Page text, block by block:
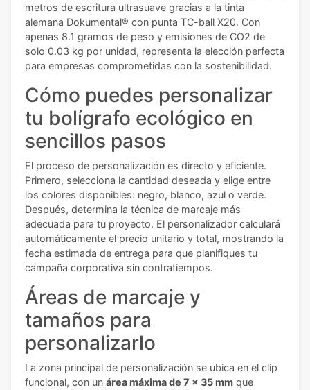
metros de escritura ultrasuave gracias a la tinta
alemana Dokumental® con punta TC-ball X20. Con
apenas 8.1 gramos de peso y emisiones de CO2 de
solo 0.03 kg por unidad, representa la elección perfecta
para empresas comprometidas con la sostenibilidad.
Cómo puedes personalizar
tu bolígrafo ecológico en
sencillos pasos
El proceso de personalización es directo y eficiente.
Primero, selecciona la cantidad deseada y elige entre
los colores disponibles: negro, blanco, azul o verde.
Después, determina la técnica de marcaje más
adecuada para tu proyecto. El personalizador calculará
automáticamente el precio unitario y total, mostrando la
fecha estimada de entrega para que planifiques tu
campaña corporativa sin contratiempos.
Áreas de marcaje y
tamaños para
personalizarlo
La zona principal de personalización se ubica en el clip
funcional, con un área máxima de 7 x 35 mm que